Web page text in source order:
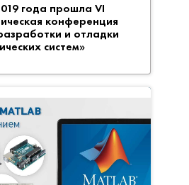
года прошла VI
конференция
и отладки
систем»